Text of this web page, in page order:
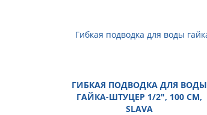
ГИБКАЯ ПОДВОДКА ДЛЯ ВОДЫ
ГАЙКА-ШТУЦЕР 1/2", 100 СМ,
SLAVA